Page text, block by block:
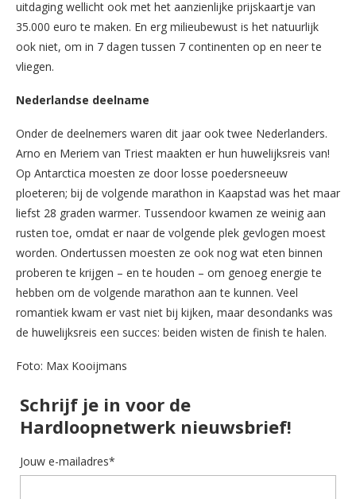
uitdaging wellicht ook met het aanzienlijke prijskaartje van
35.000 euro te maken. En erg milieubewust is het natuurlijk
ook niet, om in 7 dagen tussen 7 continenten op en neer te
vliegen.
Nederlandse deelname
Onder de deelnemers waren dit jaar ook twee Nederlanders.
Arno en Meriem van Triest maakten er hun huwelijksreis van!
Op Antarctica moesten ze door losse poedersneeuw
ploeteren; bij de volgende marathon in Kaapstad was het maar
liefst 28 graden warmer. Tussendoor kwamen ze weinig aan
rusten toe, omdat er naar de volgende plek gevlogen moest
worden. Ondertussen moesten ze ook nog wat eten binnen
proberen te krijgen – en te houden – om genoeg energie te
hebben om de volgende marathon aan te kunnen. Veel
romantiek kwam er vast niet bij kijken, maar desondanks was
de huwelijksreis een succes: beiden wisten de finish te halen.
Foto: Max Kooijmans
Schrijf je in voor de
Hardloopnetwerk nieuwsbrief!
Jouw e-mailadres*